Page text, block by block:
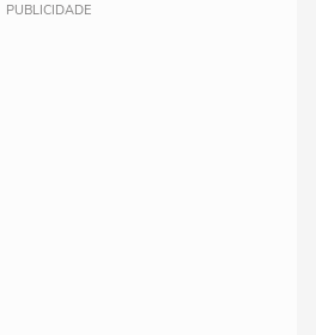
PUBLICIDADE